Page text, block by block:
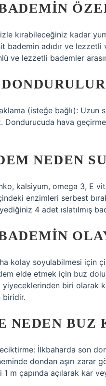
kırabileceğiniz kadar
bademin adıdır ve
ve lezzetli bademler
(isteğe bağlı): Uzun
Dondurucuda hava
NEDEN
kalsiyum, omega 3, E
enzimleri serbest
4 adet ıslatılmış
kolay soyulabilmesi için
elde etmek için buz
biri olarak
biridir.
NEDEN BUZ
İlkbaharda son
dondan aşırı zarar
1 m çapında açılarak kar